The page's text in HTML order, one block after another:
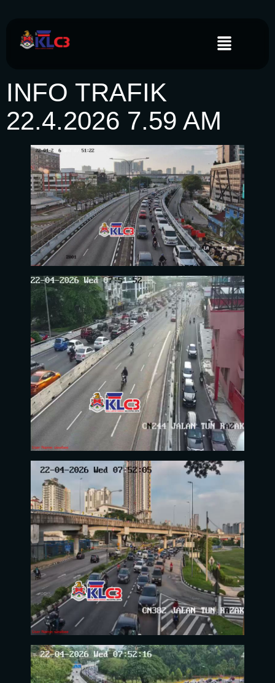
INFO TRAFIK
22.4.2026 7.59 AM